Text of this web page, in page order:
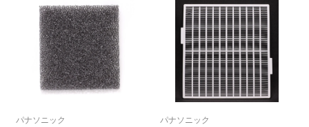
パナソニック パナソニック